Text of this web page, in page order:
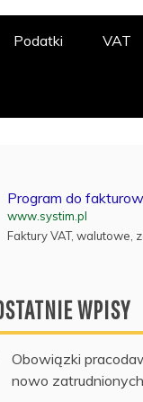
Podatki VAT
Program do
www.systim.pl
Faktury VAT, walutowe,
WPISY
Obowiązki
nowo zatrudnionych